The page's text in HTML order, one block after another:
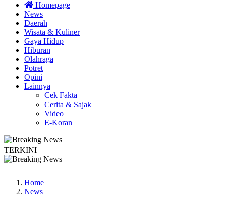
Homepage
News
Daerah
Wisata & Kuliner
Gaya Hidup
Hiburan
Olahraga
Potret
Opini
Lainnya
Cek Fakta
Cerita & Sajak
Video
E-Koran
TERKINI
Home
News